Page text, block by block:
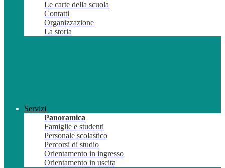
Le carte della scuola
Contatti
Organizzazione
La storia
Servizi
Panoramica
Famiglie e studenti
Personale scolastico
Percorsi di studio
Orientamento in ingresso
Orientamento in uscita